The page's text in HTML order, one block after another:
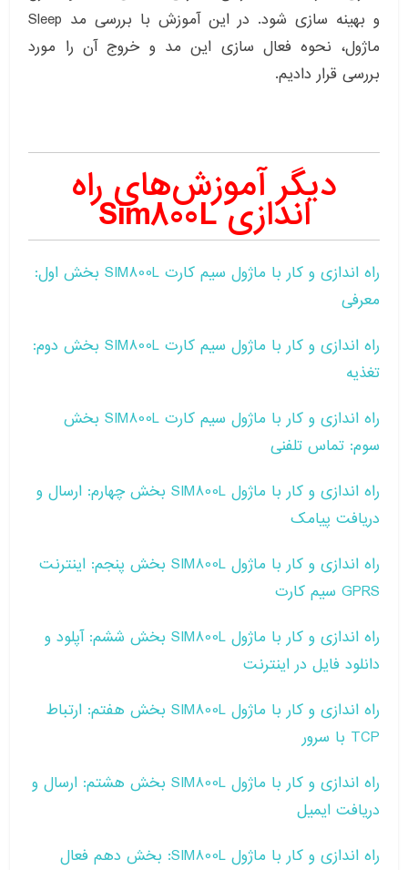
و بهینه سازی شود. در این آموزش با بررسی مد Sleep
ماژول، نحوه فعال سازی این مد و خروج آن را مورد
بررسی قرار دادیم.
دیگر آموزش‌های راه
اندازی Sim800L
راه اندازی و کار با ماژول سیم کارت SIM800L بخش اول:
معرفی
راه اندازی و کار با ماژول سیم کارت SIM800L بخش دوم:
تغذیه
راه اندازی و کار با ماژول سیم کارت SIM800L بخش
سوم: تماس تلفنی
راه اندازی و کار با ماژول SIM800L بخش چهارم: ارسال و
دریافت پیامک
راه اندازی و کار با ماژول SIM800L بخش پنجم: اینترنت
GPRS سیم کارت
راه اندازی و کار با ماژول SIM800L بخش ششم: آپلود و
دانلود فایل در اینترنت
راه اندازی و کار با ماژول SIM800L بخش هفتم: ارتباط
TCP با سرور
راه اندازی و کار با ماژول SIM800L بخش هشتم: ارسال و
دریافت ایمیل
راه اندازی و کار با ماژول SIM800L: بخش دهم فعال